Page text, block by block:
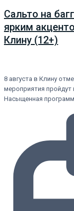
Сальто на
ярким
Клину (12+)
8 августа в Клину
мероприятия пройдут
Насыщенная